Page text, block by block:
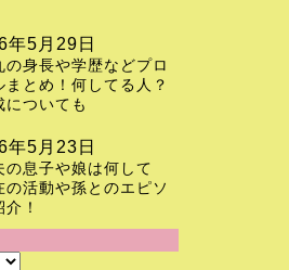
年5月29日
の身長や学歴などプロ
まとめ！何してる人？
についても
年5月23日
の息子や娘は何して
の活動や孫とのエピソ
！